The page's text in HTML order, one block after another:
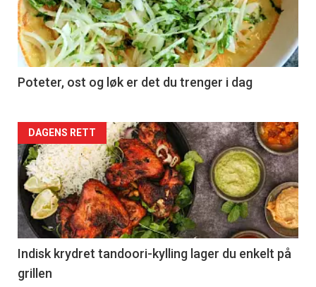
Poteter, ost og løk er det du trenger i dag
Forsiden
akkurat
nå
-
2
DAGENS RETT
Indisk krydret tandoori-kylling lager du enkelt på
grillen